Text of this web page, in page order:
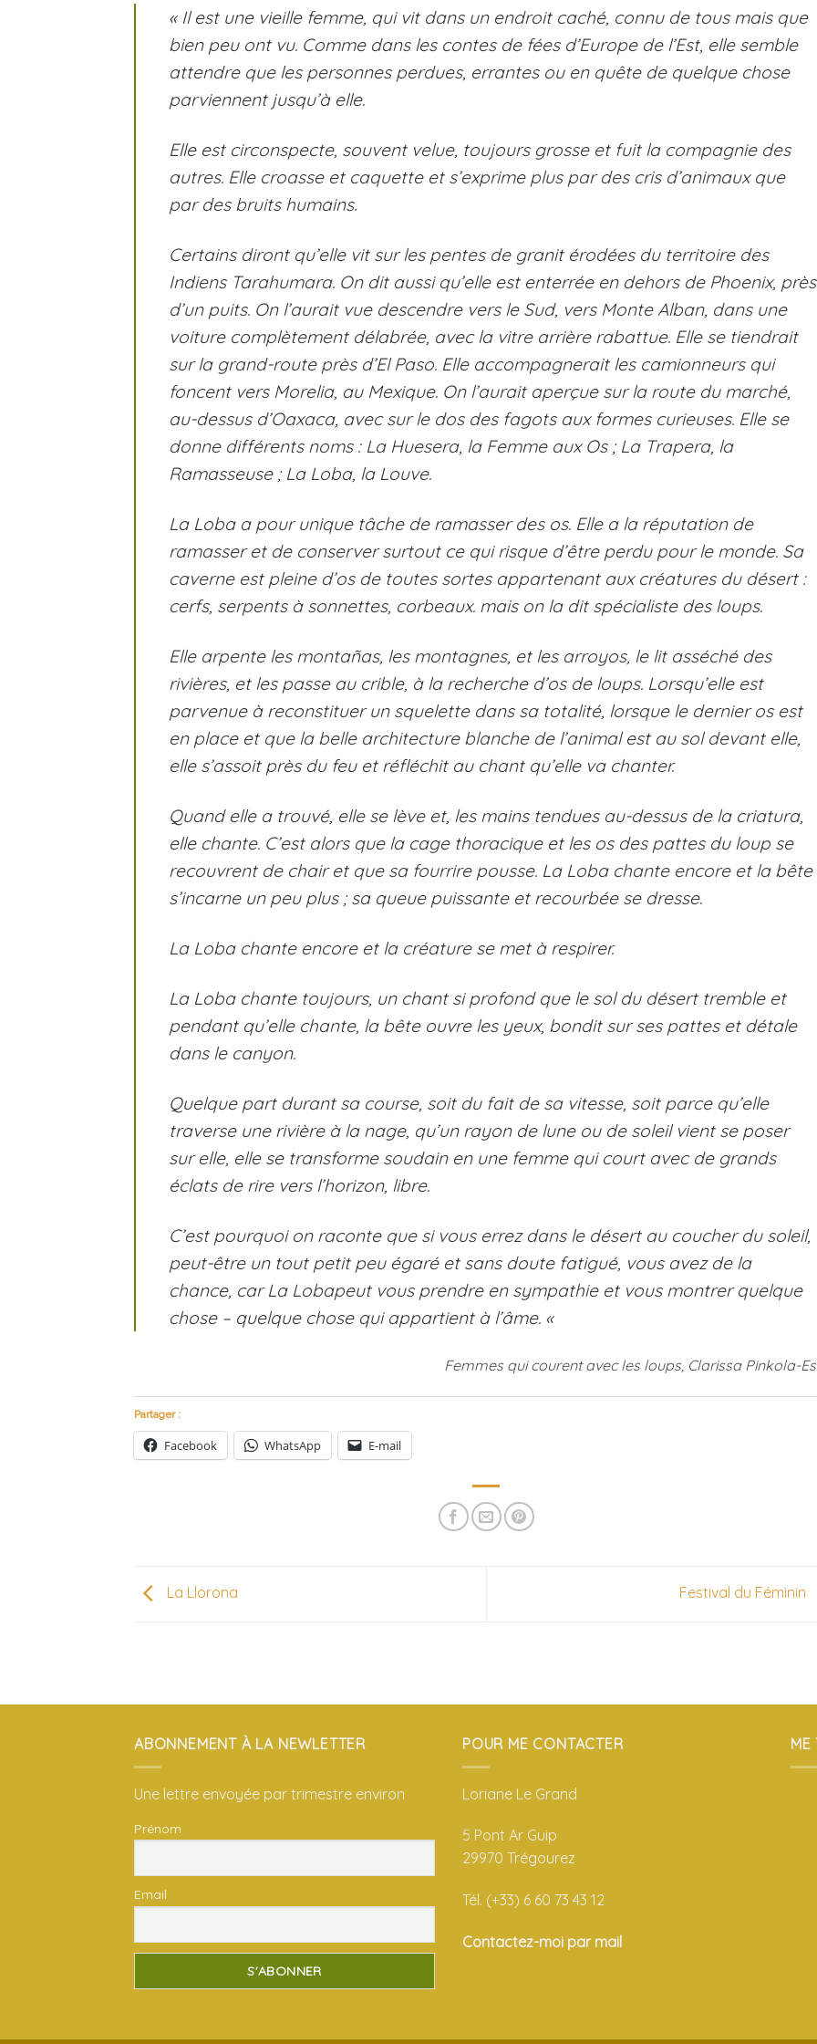
« Il est une vieille femme, qui vit dans un endroit caché, connu de tous mais que
bien peu ont vu. Comme dans les contes de fées d’Europe de l’Est, elle semble
attendre que les personnes perdues, errantes ou en quête de quelque chose
parviennent jusqu’à elle.
Elle est circonspecte, souvent velue, toujours grosse et fuit la compagnie des
autres. Elle croasse et caquette et s’exprime plus par des cris d’animaux que
par des bruits humains.
Certains diront qu’elle vit sur les pentes de granit érodées du territoire des
Indiens Tarahumara. On dit aussi qu’elle est enterrée en dehors de Phoenix, près
d’un puits. On l’aurait vue descendre vers le Sud, vers Monte Alban, dans une
voiture complètement délabrée, avec la vitre arrière rabattue. Elle se tiendrait
sur la grand-route près d’El Paso. Elle accompagnerait les camionneurs qui
foncent vers Morelia, au Mexique. On l’aurait aperçue sur la route du marché,
au-dessus d’Oaxaca, avec sur le dos des fagots aux formes curieuses. Elle se
donne différents noms : La Huesera, la Femme aux Os ; La Trapera, la
Ramasseuse ; La Loba, la Louve.
La Loba a pour unique tâche de ramasser des os. Elle a la réputation de
ramasser et de conserver surtout ce qui risque d’être perdu pour le monde. Sa
caverne est pleine d’os de toutes sortes appartenant aux créatures du désert :
cerfs, serpents à sonnettes, corbeaux. mais on la dit spécialiste des loups.
Elle arpente les montañas, les montagnes, et les arroyos, le lit asséché des
rivières, et les passe au crible, à la recherche d’os de loups. Lorsqu’elle est
parvenue à reconstituer un squelette dans sa totalité, lorsque le dernier os est
en place et que la belle architecture blanche de l’animal est au sol devant elle,
elle s’assoit près du feu et réfléchit au chant qu’elle va chanter.
Quand elle a trouvé, elle se lève et, les mains tendues au-dessus de la criatura,
elle chante. C’est alors que la cage thoracique et les os des pattes du loup se
recouvrent de chair et que sa fourrire pousse. La Loba chante encore et la bête
s’incarne un peu plus ; sa queue puissante et recourbée se dresse.
La Loba chante encore et la créature se met à respirer.
La Loba chante toujours, un chant si profond que le sol du désert tremble et
pendant qu’elle chante, la bête ouvre les yeux, bondit sur ses pattes et détale
dans le canyon.
Quelque part durant sa course, soit du fait de sa vitesse, soit parce qu’elle
traverse une rivière à la nage, qu’un rayon de lune ou de soleil vient se poser
sur elle, elle se transforme soudain en une femme qui court avec de grands
éclats de rire vers l’horizon, libre.
C’est pourquoi on raconte que si vous errez dans le désert au coucher du soleil,
peut-être un tout petit peu égaré et sans doute fatigué, vous avez de la
chance, carLa Lobapeut vous prendre en sympathie et vous montrer quelque
chose – quelque chose qui appartient à l’âme. «
Femmes qui courent avec les loups, Clarissa Pinkola-
Partager :
Facebook WhatsApp E-mail
La Llorona Festival du Féminin
ABONNEMENT À LA NEWLETTER
Une lettre envoyée par trimestre environ
Prénom
Email
POUR ME CONTACTER
Loriane Le Grand
5 Pont Ar Guip
29970 Trégourez
Tél. (+33) 6 60 73 43 12
Contactez-moi par mail
ME